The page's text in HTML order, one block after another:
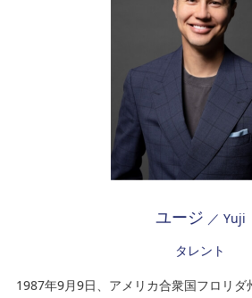
ユージ ／ Yuji
タレント
1987年9月9日、アメリカ合衆国フロリ